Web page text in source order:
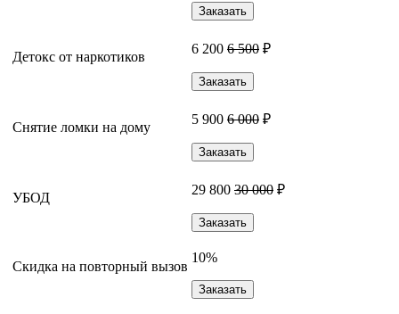
Заказать
Детокс от наркотиков
6 200 6 500 ₽
Заказать
Снятие ломки на дому
5 900 6 000 ₽
Заказать
УБОД
29 800 30 000 ₽
Заказать
Скидка на повторный вызов
10%
Заказать